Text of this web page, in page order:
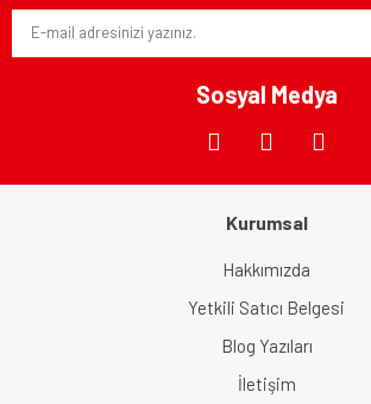
Ürün fiyatı diğer sitelerden daha pahalı.
Bu ürüne benzer farklı alternatifler olmalı.
Sosyal Medya
Kurumsal
Hakkımızda
Yetkili Satıcı Belgesi
Blog Yazıları
İletişim